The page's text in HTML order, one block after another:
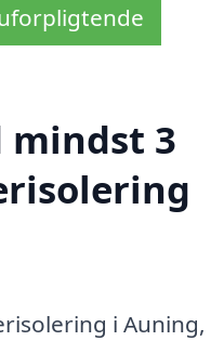
3
i Auning,